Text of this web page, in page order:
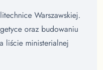
Warszawskiej.
oraz budowaniu
liście ministerialnej